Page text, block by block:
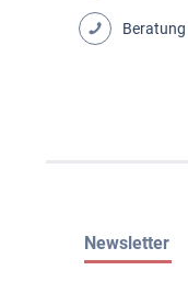
Beratung
Newsletter